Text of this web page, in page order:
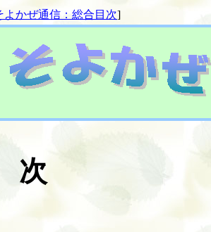
よかぜ通信：総合目次]
次